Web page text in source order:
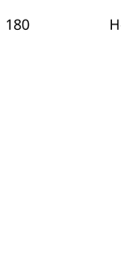
180